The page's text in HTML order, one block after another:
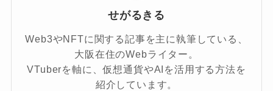
せがるきる
Web3やNFTに関する記事を主に執筆している、
大阪在住のWebライター。
VTuberを軸に、仮想通貨やAIを活用する方法を
紹介しています。